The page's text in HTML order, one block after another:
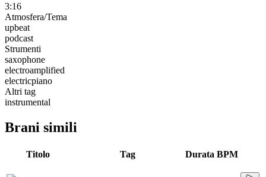
3:16
Atmosfera/Tema
upbeat
podcast
Strumenti
saxophone
electroamplified
electricpiano
Altri tag
instrumental
Brani simili
Titolo Tag Durata BPM